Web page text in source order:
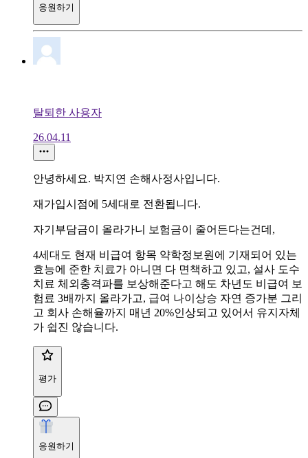
응원하기
탈퇴한 사용자
26.04.11
안녕하세요. 박지연 손해사정사입니다.
재가입시점에 5세대로 전환됩니다.
자기부담금이 올라가니 보험금이 줄어든다는건데,
4세대도 현재 비급여 항목 약학정보원에 기재되어 있는
효능에 준한 치료가 아니면 다 면책하고 있고, 설사 도수
치료 체외충격파를 보상해준다고 해도 차년도 비급여 보
험료 3배까지 올라가고, 급여 나이상승 자연 증가분 그리
고 회사 손해율까지 매년 20%인상되고 있어서 유지자체
가 쉽진 않습니다.
평가
응원하기